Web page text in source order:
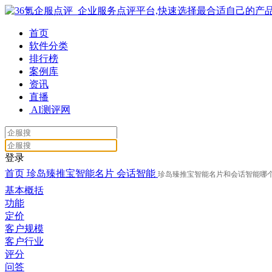
首页
软件分类
排行榜
案例库
资讯
直播
AI测评网
登录
首页 珍岛臻推宝智能名片 会话智能 珍岛臻推宝智能名片和会话智能哪
基本概括
功能
定价
客户规模
客户行业
评分
问答